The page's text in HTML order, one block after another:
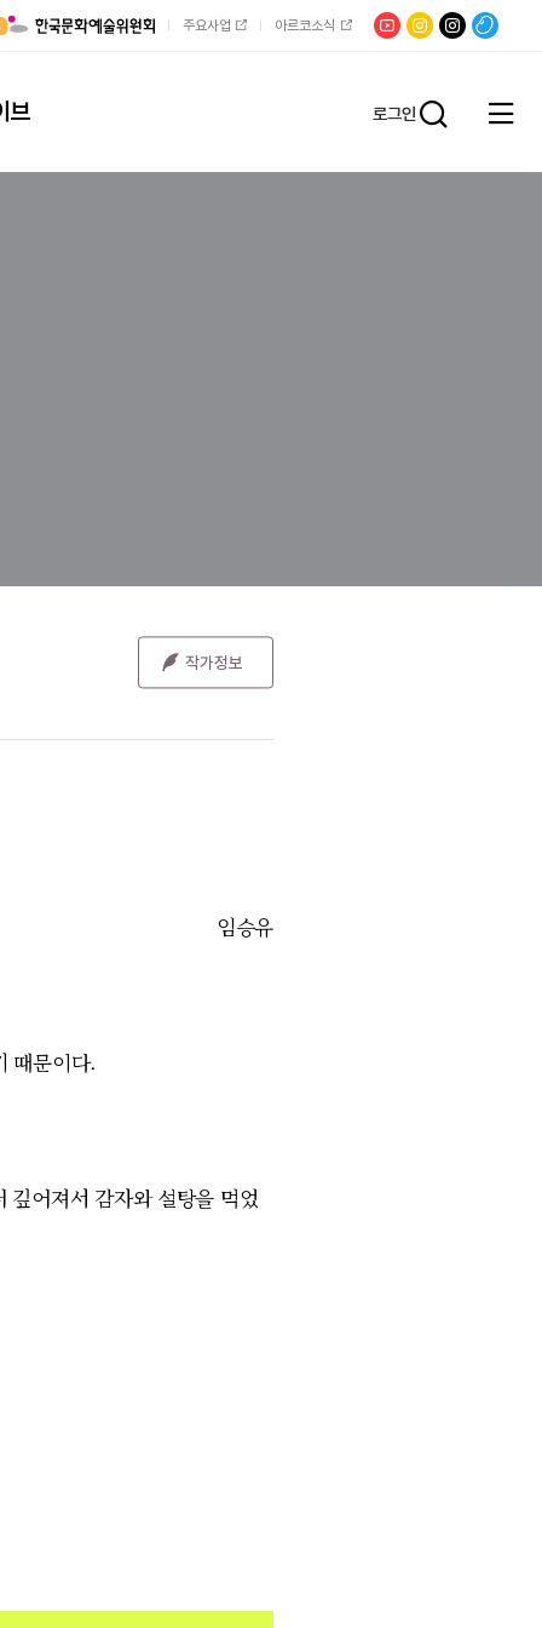
주요사업 아르코소식 유튜브문학광장채널문장
팟빵
브 로그인
전체
임승유
때문이다.
깊어져서 감자와 설탕을 먹었